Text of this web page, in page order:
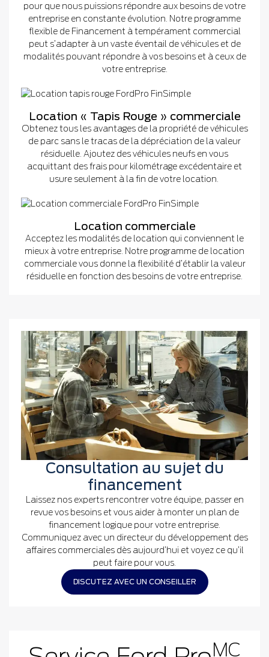
pour que nous puissions répondre aux besoins de votre
entreprise en constante évolution. Notre programme
flexible de Financement à tempérament commercial
peut s’adapter à un vaste éventail de véhicules et de
modalités pouvant répondre à vos besoins et à ceux de
votre entreprise.
Location « Tapis Rouge » commerciale
Obtenez tous les avantages de la propriété de véhicules
de parc sans le tracas de la dépréciation de la valeur
résiduelle. Ajoutez des véhicules neufs en vous
acquittant des frais pour kilométrage excédentaire et
usure seulement à la fin de votre location.
Location commerciale
Acceptez les modalités de location qui conviennent le
mieux à votre entreprise. Notre programme de location
commerciale vous donne la flexibilité d’établir la valeur
résiduelle en fonction des besoins de votre entreprise.
Consultation au sujet du
financement
Laissez nos experts rencontrer votre équipe, passer en
revue vos besoins et vous aider à monter un plan de
financement logique pour votre entreprise.
Communiquez avec un directeur du développement des
affaires commerciales dès aujourd’hui et voyez ce qu’il
peut faire pour vous.
DISCUTEZ AVEC UN CONSEILLER
MC